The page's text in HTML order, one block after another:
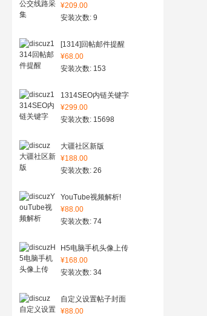
¥209.00
安装次数: 9
[1314]回帖邮件提醒
¥68.00
安装次数: 153
1314SEO内链关键字
¥299.00
安装次数: 15698
大疆社区新版
¥188.00
安装次数: 26
YouTube视频解析!
¥88.00
安装次数: 74
H5电脑手机头像上传
¥168.00
安装次数: 34
自定义设置帖子封面
¥88.00